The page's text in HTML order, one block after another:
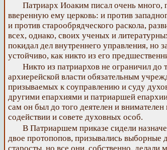
Патриарх Иоаким писал очень много,
вверенную ему церковь: и против
и против старообрядческого раскола,
всех, однако, своих ученых и
покидал дел внутреннего управления, но
устойчиво, как никто из его
Никто из патриархов не ограничил до
архиерейской власти обязательным
призываемых к соуправлению и суду
другими епархиями и патриаршей
сам он был до того деятелен и
содействии и совете духовных особ.
В Патриаршем приказе сидели
двое протопопов, призывались выборные